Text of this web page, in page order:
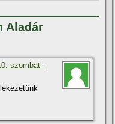
Aladár
szombat -